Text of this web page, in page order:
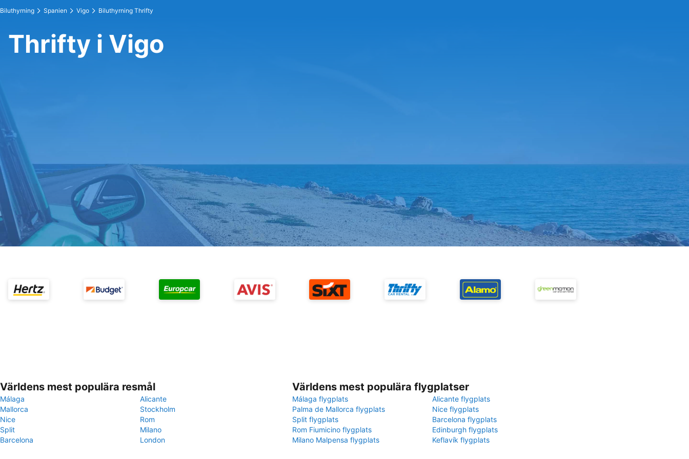
Biluthyrning Spanien Vigo Biluthyrning Thrifty
Thrifty i Vigo
Världens mest populära resmål
Málaga
Alicante
Mallorca
Stockholm
Nice
Rom
Split
Milano
Barcelona
London
Världens mest populära flygplatser
Málaga flygplats
Alicante flygplats
Palma de Mallorca flygplats
Nice flygplats
Split flygplats
Barcelona flygplats
Rom Fiumicino flygplats
Edinburgh flygplats
Milano Malpensa flygplats
Keflavík flygplats